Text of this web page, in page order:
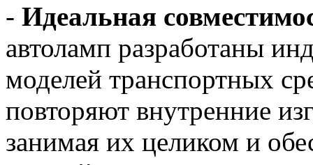
- Идеальная
автоламп разработаны
моделей транспортных
повторяют внутренние
занимая их целиком и